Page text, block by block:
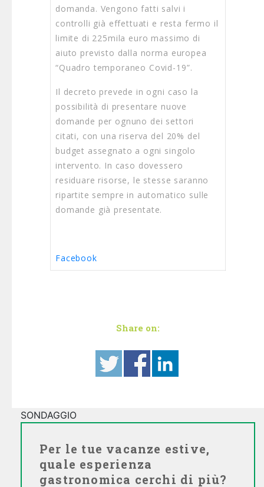
domanda. Vengono fatti salvi i
controlli già effettuati e resta fermo il
limite di 225mila euro massimo di
aiuto previsto dalla norma europea
“Quadro temporaneo Covid-19”.
Il decreto prevede in ogni caso la
possibilità di presentare nuove
domande per ognuno dei settori
citati, con una riserva del 20% del
budget assegnato a ogni singolo
intervento. In caso dovessero
residuare risorse, le stesse saranno
ripartite sempre in automatico sulle
domande già presentate.
Facebook
Share on:
SONDAGGIO
Per le tue vacanze estive,
quale esperienza
gastronomica cerchi di più?